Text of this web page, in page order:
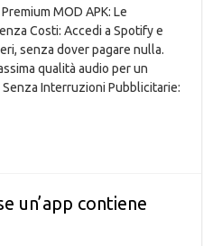
MOD APK: Le
Costi: Accedi a Spotify e
senza dover pagare nulla.
qualità audio per un
Interruzioni Pubblicitarie:
un’app contiene